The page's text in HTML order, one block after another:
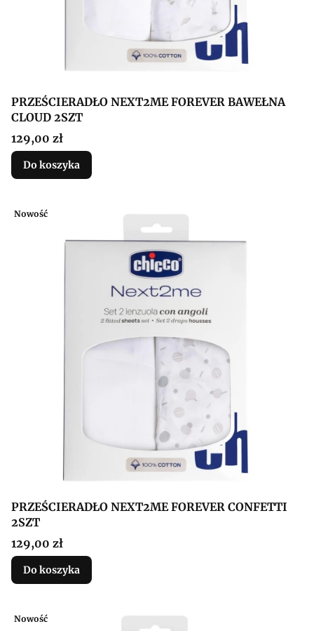
PRZEŚCIERADŁO NEXT2ME FOREVER BAWEŁNA
CLOUD 2SZT
Cena
129,00 zł
Do koszyka
Nowość
PRZEŚCIERADŁO NEXT2ME FOREVER CONFETTI
2SZT
Cena
129,00 zł
Do koszyka
Nowość